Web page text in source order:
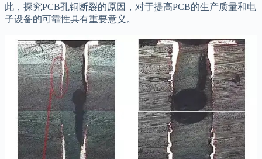
此，探究PCB孔铜断裂的原因，对于提高PCB的生产质量和电
子设备的可靠性具有重要意义。